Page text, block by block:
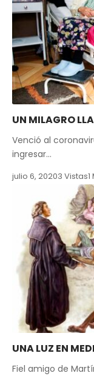
UN MILAGRO
Venció al
ingresar…
julio 6, 20203 Vistas
UNA LUZ EN
Fiel amigo de